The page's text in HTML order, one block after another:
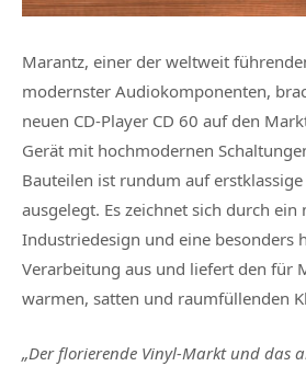
Marantz, einer der weltweit
modernster Audiokomponenten,
neuen CD-Player CD 60 auf den
Gerät mit hochmodernen
Bauteilen ist rundum auf
ausgelegt. Es zeichnet sich durch ein
Industriedesign und eine besonders
Verarbeitung aus und liefert den für
warmen, satten und raumfüllenden
„Der florierende Vinyl-Markt und das